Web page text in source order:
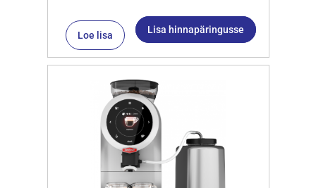
Loe lisa Lisa hinnapäringusse